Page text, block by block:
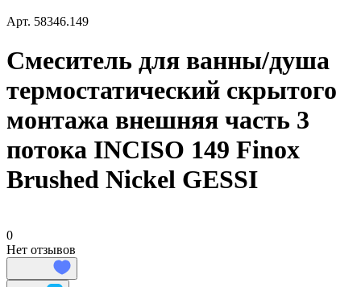
Арт. 58346.149
Смеситель для ванны/душа
термостатический скрытого
монтажа внешняя часть 3
потока INCISO 149 Finox
Brushed Nickel GESSI
0
Нет отзывов